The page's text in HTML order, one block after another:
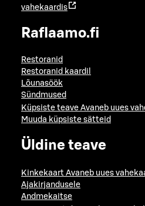
vahekaardis
Raflaamo.fi
Restoranid
Restoranid kaardil
Lõunasöök
Sündmused
Küpsiste teave Avaneb uues
Muuda küpsiste sätteid
Üldine teave
Kinkekaart Avaneb uues
Ajakirjandusele
Andmekaitse